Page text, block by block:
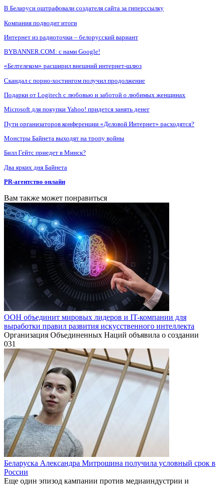
В Беларуси оштрафовали создателя сайта за гиперссылку
Компания подводит итоги
Интернет из радиоточки – белорусский вариант
BYBANNER.COM: c нами Google!
«Белтелеком» расширил внешний интернет-шлюз
Скандал с порно-хостингом получил продолжение
Подарки от Logitech с любовью и заботой о любимых женщинах
Microsoft для покупки Yahoo! придется занять денег
Пути организаторов конференции «Деловой Интернет» расходятся?
Монстры Байнета выходят на тропу войны
Билл Гейтс приедет в Минск?
Два ярких дня Байнета
PR-агентство онлайн
Вам также может понравиться
ООН объединит мировых лидеров и IT-компании для
выработки правил развития искусственного интеллекта
Организация Объединенных Наций объявила о создании
031
Беларуска Александра Митрошина получила условный срок в
России
Еще один эпизод кампании против медиаиндустрии и